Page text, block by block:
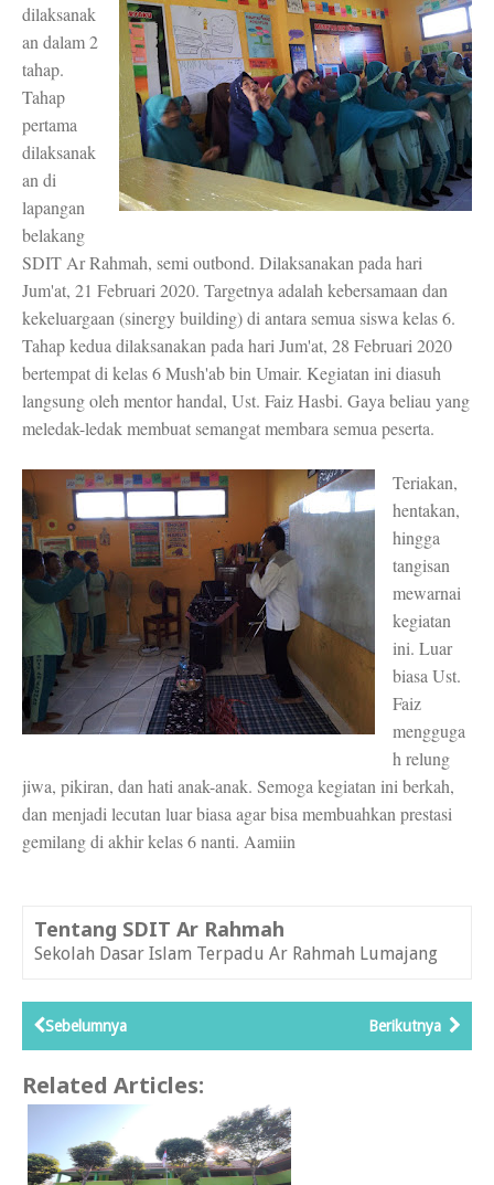
dilaksanak
an dalam 2
tahap.
Tahap
pertama
dilaksanak
an di
lapangan
belakang
SDIT Ar Rahmah, semi outbond. Dilaksanakan pada hari
Jum'at, 21 Februari 2020. Targetnya adalah kebersamaan dan
kekeluargaan (sinergy building) di antara semua siswa kelas 6.
Tahap kedua dilaksanakan pada hari Jum'at, 28 Februari 2020
bertempat di kelas 6 Mush'ab bin Umair. Kegiatan ini diasuh
langsung oleh mentor handal, Ust. Faiz Hasbi. Gaya beliau yang
meledak-ledak membuat semangat membara semua peserta.
Teriakan,
hentakan,
hingga
tangisan
mewarnai
kegiatan
ini. Luar
biasa Ust.
Faiz
mengguga
h relung
jiwa, pikiran, dan hati anak-anak. Semoga kegiatan ini berkah,
dan menjadi lecutan luar biasa agar bisa membuahkan prestasi
gemilang di akhir kelas 6 nanti. Aamiin
Tentang SDIT Ar Rahmah
Sekolah Dasar Islam Terpadu Ar Rahmah Lumajang
Berikutnya
Sebelumnya
Related Articles: